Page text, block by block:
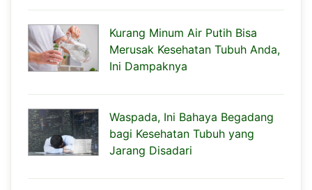
Kurang Minum Air Putih Bisa
Merusak Kesehatan Tubuh Anda,
Ini Dampaknya
Waspada, Ini Bahaya Begadang
bagi Kesehatan Tubuh yang
Jarang Disadari